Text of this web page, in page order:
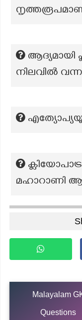
ആദ്യമായി
നിലവില്‍
മഹാറാണി
Malayalam
Questions